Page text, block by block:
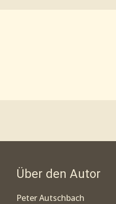
Über den Autor
Peter Autschbach